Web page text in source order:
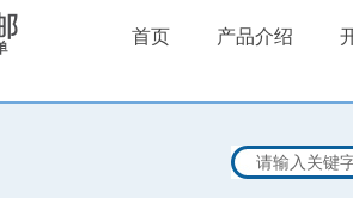
首页 产品介绍